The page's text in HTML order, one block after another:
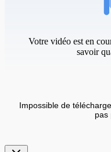
Votre vidéo est en
savoir
Impossible de
pas